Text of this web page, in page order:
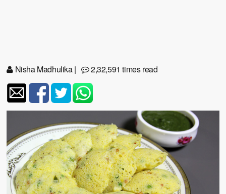
Nisha Madhulika| 2,32,591 times read